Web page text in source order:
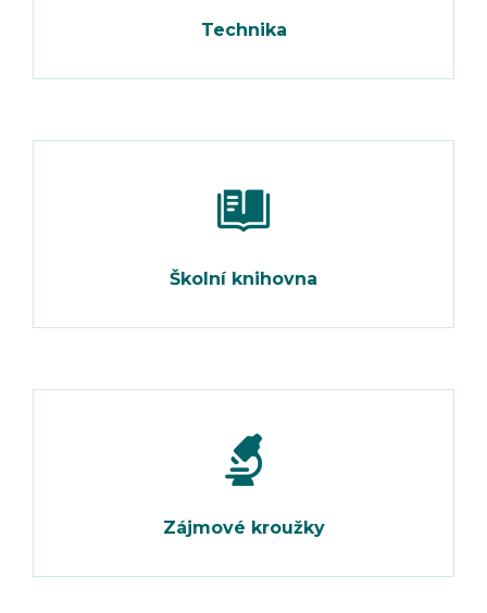
Technika
Školní knihovna
Zájmové kroužky